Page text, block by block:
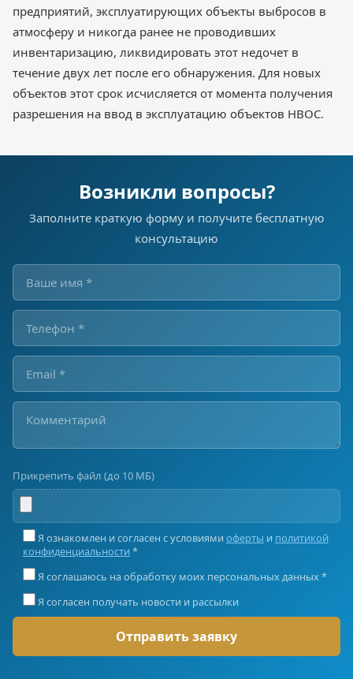
предприятий, эксплуатирующих объекты выбросов в
атмосферу и никогда ранее не проводивших
инвентаризацию, ликвидировать этот недочет в
течение двух лет после его обнаружения. Для новых
объектов этот срок исчисляется от момента получения
разрешения на ввод в эксплуатацию объектов НВОС.
Возникли вопросы?
Заполните краткую форму и получите бесплатную
консультацию
Прикрепить файл (до 10 МБ)
Я ознакомлен и согласен с условиями оферты и политикой
конфиденциальности *
Я соглашаюсь на обработку моих персональных данных *
Я согласен получать новости и рассылки